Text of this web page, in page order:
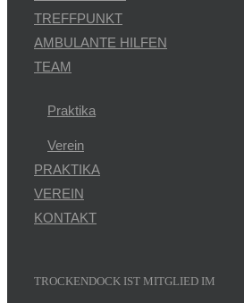
TREFFPUNKT
AMBULANTE HILFEN
TEAM
Praktika
Verein
PRAKTIKA
VEREIN
KONTAKT
TROCKENDOCK IST MITGLIED IM